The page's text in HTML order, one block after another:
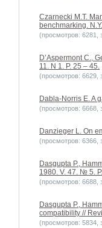
Czarnecki M.T.
benchmarking.
(просмотров: 6281,
D’Aspermont C.,
11. N 1. P. 25 – 45.
(просмотров: 6629,
Dabla-Norris E. A
(просмотров: 6668,
Danzieger L. On
(просмотров: 6366,
Dasgupta P.,
1980. V. 47. № 5.
(просмотров: 6688,
Dasgupta P.,
compatibility //
(просмотров: 5834,